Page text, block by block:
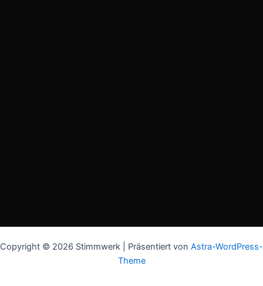
Copyright © 2026 Stimmwerk | Präsentiert von Astra-WordPress-
Theme